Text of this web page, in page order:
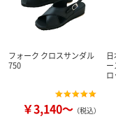
フォーク クロスサンダル
750
￥3,140～ （税込）